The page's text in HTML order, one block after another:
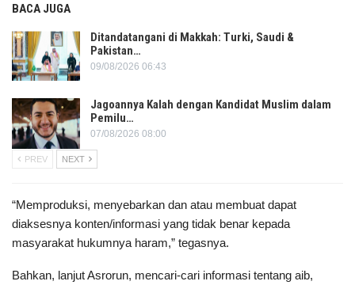
BACA JUGA
Ditandatangani di Makkah: Turki, Saudi &
Pakistan…
09/08/2026 06:43
Jagoannya Kalah dengan Kandidat Muslim dalam
Pemilu…
07/08/2026 08:00
PREV NEXT
“Memproduksi, menyebarkan dan atau membuat dapat
diaksesnya konten/informasi yang tidak benar kepada
masyarakat hukumnya haram,” tegasnya.
Bahkan, lanjut Asrorun, mencari-cari informasi tentang aib,